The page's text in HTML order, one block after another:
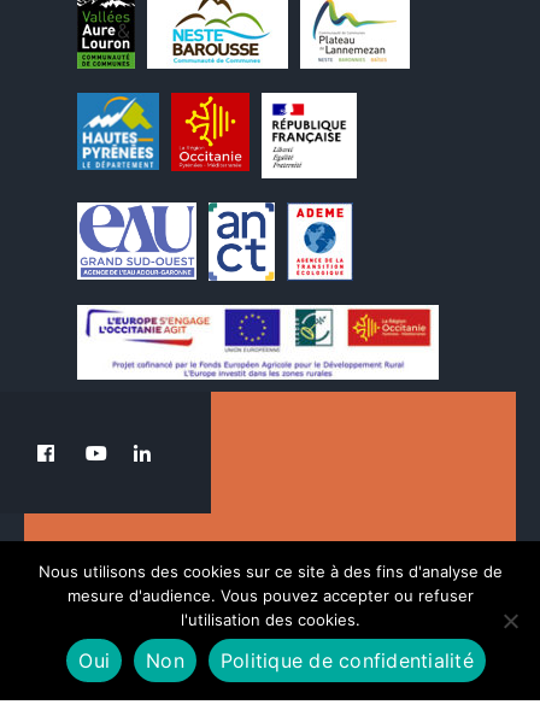
Le PETR au service de la transition du Pays
des Nestes.
Nous utilisons des cookies sur ce site à des fins d'analyse de
mesure d'audience. Vous pouvez accepter ou refuser
l'utilisation des cookies.
Oui Non Politique de confidentialité